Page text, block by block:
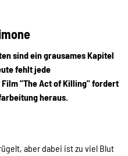
sind ein grausames Kapitel
fehlt jede
"The Act of Killing" fordert
heraus.
aber dabei ist zu viel Blut